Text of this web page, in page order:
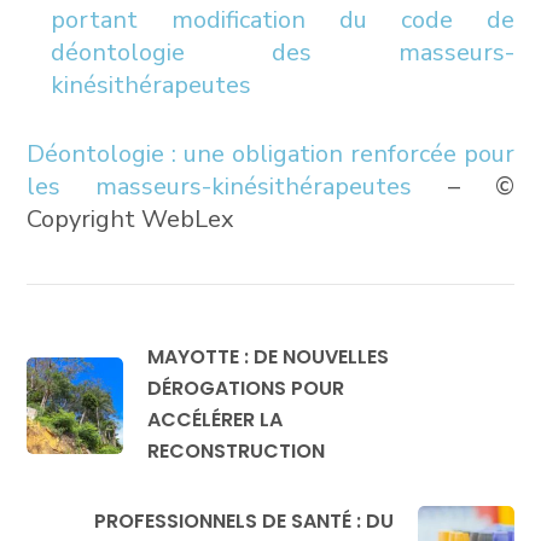
portant modification du code de
déontologie des masseurs-
kinésithérapeutes
Déontologie : une obligation renforcée pour
les masseurs-kinésithérapeutes – ©
Copyright WebLex
MAYOTTE : DE NOUVELLES
DÉROGATIONS POUR
ACCÉLÉRER LA
RECONSTRUCTION
PROFESSIONNELS DE SANTÉ : DU